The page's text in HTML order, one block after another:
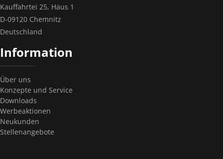
Kauffahrtei 25, Haus 1
D-09120 Chemnitz
Deutschland
Information
Über uns
Konzepte und Service
Downloads
Werbeaktionen
Neukunden
Stellenangebote